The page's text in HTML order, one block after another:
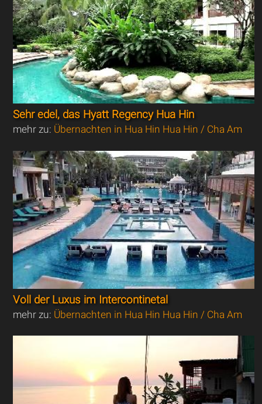
Sehr edel, das Hyatt Regency Hua Hin
mehr zu: Übernachten in Hua Hin Hua Hin / Cha Am
Voll der Luxus im Intercontinetal
mehr zu: Übernachten in Hua Hin Hua Hin / Cha Am